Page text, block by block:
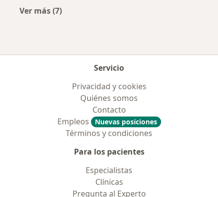
Ver más (7)
Servicio
Privacidad y cookies
Quiénes somos
Contacto
Empleos
Nuevas posiciones
Términos y condiciones
Para los pacientes
Especialistas
Clínicas
Pregunta al Experto